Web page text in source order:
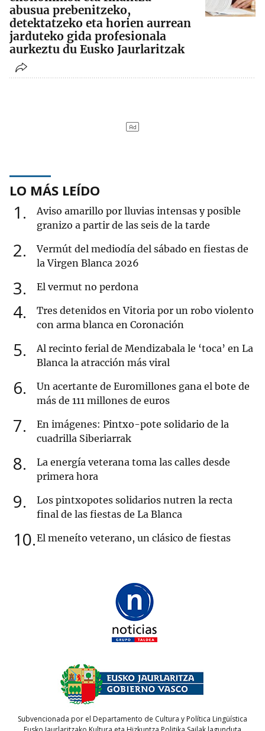
abusua prebenitzeko,
detektatzeko eta horien aurrean
jarduteko gida profesionala
aurkeztu du Eusko Jaurlaritzak
LO MÁS LEÍDO
1
Aviso amarillo por lluvias intensas y posible
granizo a partir de las seis de la tarde
2
Vermút del mediodía del sábado en fiestas de
la Virgen Blanca 2026
3 El vermut no perdona
4
Tres detenidos en Vitoria por un robo violento
con arma blanca en Coronación
5
Al recinto ferial de Mendizabala le ‘toca’ en La
Blanca la atracción más viral
6
Un acertante de Euromillones gana el bote de
más de 111 millones de euros
7
En imágenes: Pintxo-pote solidario de la
cuadrilla Siberiarrak
8
La energía veterana toma las calles desde
primera hora
9
Los pintxopotes solidarios nutren la recta
final de las fiestas de La Blanca
10 El meneíto veterano, un clásico de fiestas
Subvencionada por el Departamento de Cultura y Política Lingüística